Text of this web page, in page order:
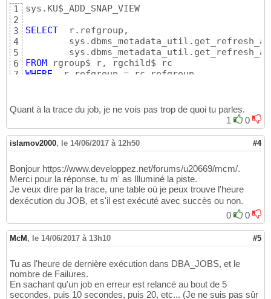
1
2
3
4
5
6
7
sys.KU$_ADD_SNAP_VIEW
SELECT
  r.refgroup,
FROM
WHERE
  r.refgroup = rc.refgroup
Quant à la trace du job, je ne vois pas trop de quoi tu parles.
1
0
islamov2000, le 14/06/2017 à 12h50 #4
Bonjour https://www.developpez.net/forums/u20669/mcm/.
Merci pour la réponse, tu m' as Illuminé la piste.
Je veux dire par la trace, une table où je peux trouve l'heure
dexécution du JOB, et s'il est exécuté avec succès ou non.
0
0
McM , le 14/06/2017 à 13h10 #5
Tu as l'heure de dernière exécution dans DBA_JOBS, et le
nombre de Failures.
En sachant qu'un job en erreur est relancé au bout de 5
secondes, puis 10 secondes, puis 20, etc... (Je ne suis pas sûr